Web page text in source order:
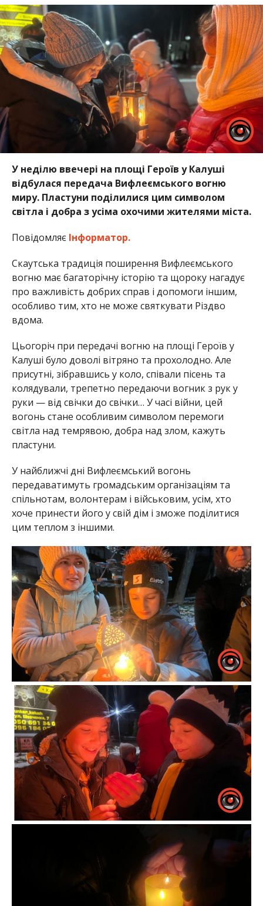
У неділю ввечері на площі Героїв у Калуші
відбулася передача Вифлеємського вогню
миру. Пластуни поділилися цим символом
світла і добра з усіма охочими жителями міста.
Повідомляє Інформатор.
Скаутська традиція поширення Вифлеємського
вогню має багаторічну історію та щороку нагадує
про важливість добрих справ і допомоги іншим,
особливо тим, хто не може святкувати Різдво
вдома.
Цьогоріч при передачі вогню на площі Героїв у
Калуші було доволі вітряно та прохолодно. Але
присутні, зібравшись у коло, співали пісень та
колядували, трепетно передаючи вогник з рук у
руки — від свічки до свічки… У часі війни, цей
вогонь стане особливим символом перемоги
світла над темрявою, добра над злом, кажуть
пластуни.
У найближчі дні Вифлеємський вогонь
передаватимуть громадським організаціям та
спільнотам, волонтерам і військовим, усім, хто
хоче принести його у свій дім і зможе поділитися
цим теплом з іншими.